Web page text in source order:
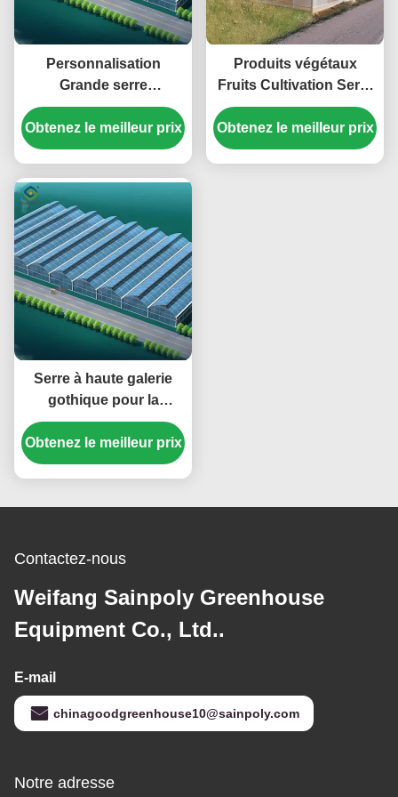
Personnalisation
Grande serre
commerciale avec un
seul cadre en PE de 4 m
de hauteur
Obtenez le meilleur prix
Produits végétaux
Fruits Cultivation Serre
en forme de gothique
PO PEP Film plastique
Obtenez le meilleur prix
Serre à haute galerie
gothique pour la
plantation de tomates et
de laitue de fraise
Obtenez le meilleur prix
Contactez-nous
Weifang Sainpoly Greenhouse
Equipment Co., Ltd..
E-mail
chinagoodgreenhouse10@sainpoly.com
Notre adresse